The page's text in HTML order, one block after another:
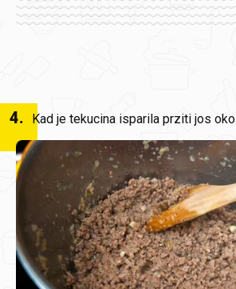
4. Kad je tekucina isparila prziti jos